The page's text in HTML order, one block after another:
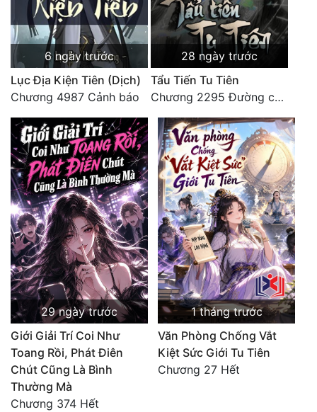
6 ngày trước
Lục Địa Kiện Tiên (Dịch)
Chương 4987 Cảnh báo
28 ngày trước
Tẩu Tiến Tu Tiên
Chương 2295 Đường còn rất dài đâu 【 đại kết cục 】
29 ngày trước
Giới Giải Trí Coi Như
Toang Rồi, Phát Điên
Chút Cũng Là Bình
Thường Mà
Chương 374 Hết
1 tháng trước
Văn Phòng Chống Vắt
Kiệt Sức Giới Tu Tiên
Chương 27 Hết